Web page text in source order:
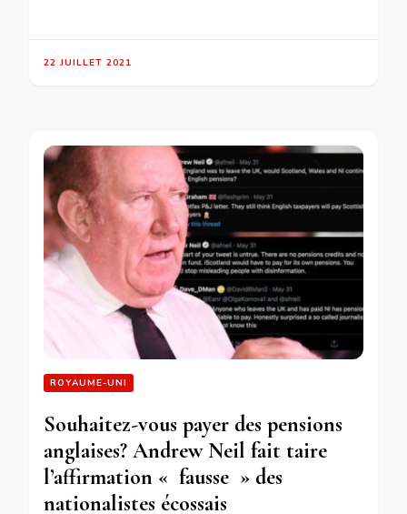
22 JUILLET 2021
ROYAUME-UNI
Souhaitez-vous payer des pensions
anglaises? Andrew Neil fait taire
l’affirmation « fausse » des
nationalistes écossais